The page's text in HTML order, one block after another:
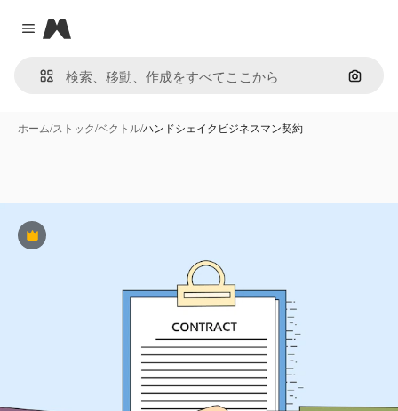
Close menu
Magnific
画像で
ホーム/ストック/ベクトル/ハンドシェイクビジネスマン契約
Premium